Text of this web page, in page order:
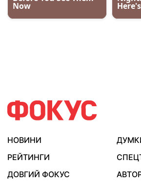
НОВИНИ
РЕЙТИНГИ
ДОВГИЙ ФОКУС